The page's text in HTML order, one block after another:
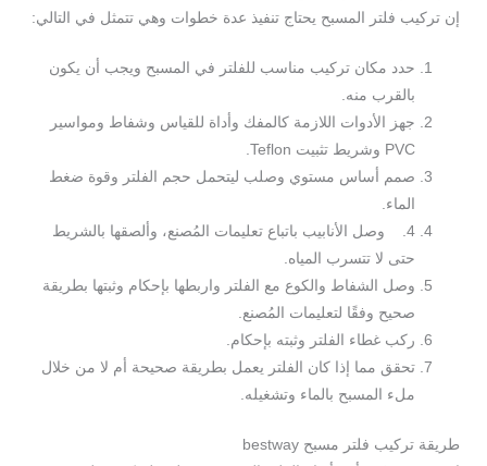
إن تركيب فلتر المسبح يحتاج تنفيذ عدة خطوات وهي تتمثل في التالي:
حدد مكان تركيب مناسب للفلتر في المسبح ويجب أن يكون
بالقرب منه.
جهز الأدوات اللازمة كالمفك وأداة للقياس وشفاط ومواسير
PVC وشريط تثبيت Teflon.
صمم أساس مستوي وصلب ليتحمل حجم الفلتر وقوة ضغط
الماء.
4. وصل الأنابيب باتباع تعليمات المُصنع، وألصقها بالشريط
حتى لا تتسرب المياه.
وصل الشفاط والكوع مع الفلتر واربطها بإحكام وثبتها بطريقة
صحيح وفقًا لتعليمات المُصنع.
ركب غطاء الفلتر وثبته بإحكام.
تحقق مما إذا كان الفلتر يعمل بطريقة صحيحة أم لا من خلال
ملء المسبح بالماء وتشغيله.
طريقة تركيب فلتر مسبح bestway